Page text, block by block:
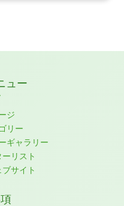
ュー
ジ
リー
ギャラリー
リスト
サイト